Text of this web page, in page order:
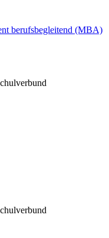
berufsbegleitend (MBA)